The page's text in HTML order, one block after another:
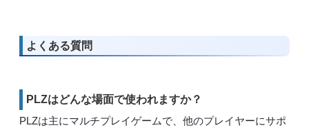
よくある質問
PLZはどんな場面で使われますか？
PLZは主にマルチプレイゲームで、他のプレイヤーにサポ